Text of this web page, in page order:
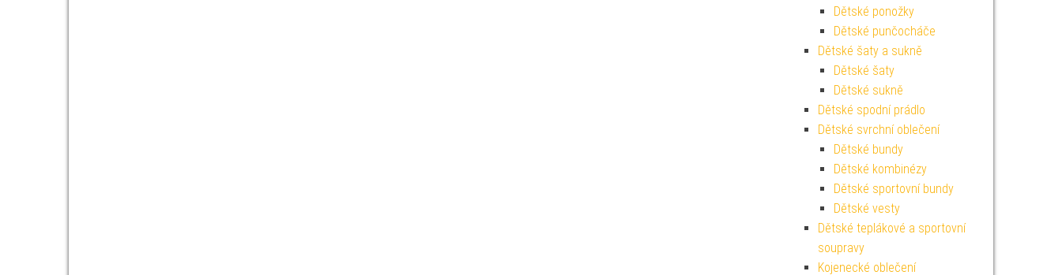
Dětské ponožky
Dětské punčocháče
Dětské šaty a sukně
Dětské šaty
Dětské sukně
Dětské spodní prádlo
Dětské svrchní oblečení
Dětské bundy
Dětské kombinézy
Dětské sportovní bundy
Dětské vesty
Dětské teplákové a sportovní
soupravy
Kojenecké oblečení